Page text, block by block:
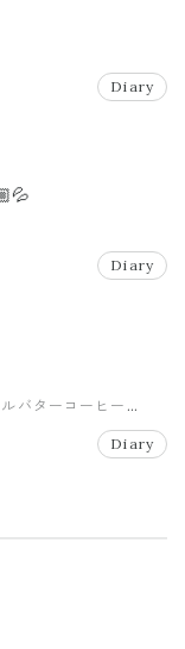
Diary
Diary
バターコーヒー
Diary